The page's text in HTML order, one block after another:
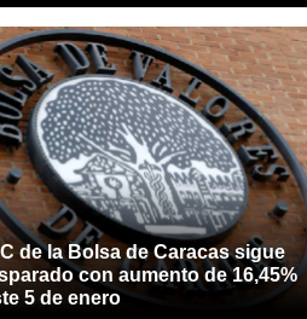
de la Bolsa de Caracas sigue
con aumento de 16,45%
5 de enero